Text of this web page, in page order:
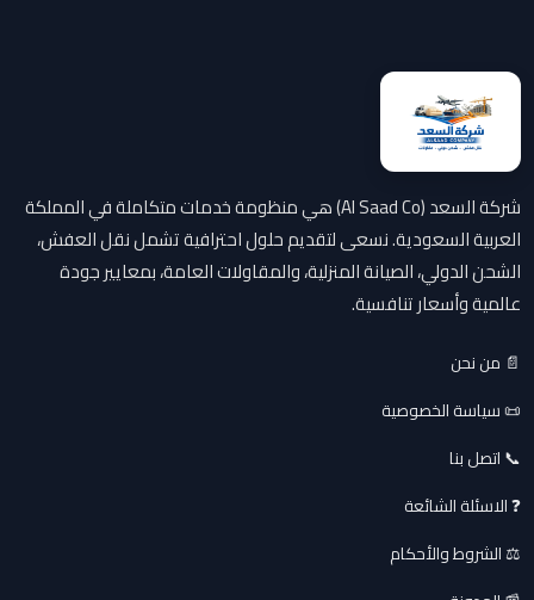
شركة السعد (Al Saad Co) هي منظومة خدمات متكاملة في المملكة
العربية السعودية. نسعى لتقديم حلول احترافية تشمل نقل العفش،
الشحن الدولي، الصيانة المنزلية، والمقاولات العامة، بمعايير جودة
عالمية وأسعار تنافسية.
📄 من نحن
📜 سياسة الخصوصية
📞 اتصل بنا
❓ الاسئلة الشائعة
⚖️ الشروط والأحكام